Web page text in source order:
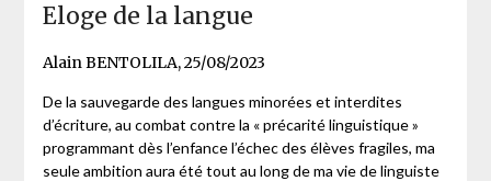
Eloge de la langue
Alain BENTOLILA, 25/08/2023
De la sauvegarde des langues minorées et interdites
d’écriture, au combat contre la « précarité linguistique »
programmant dès l’enfance l’échec des élèves fragiles, ma
seule ambition aura été tout au long de ma vie de linguiste